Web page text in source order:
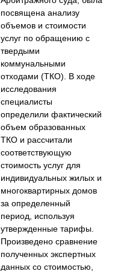
посвящена анализу
объемов и стоимости
услуг по обращению с
твердыми
коммунальными
отходами (ТКО). В ходе
исследования
специалисты
определили фактический
объем образованных
ТКО и рассчитали
соответствующую
стоимость услуг для
индивидуальных жилых и
многоквартирных домов
за определенный
период, используя
утвержденные тарифы.
Произведено сравнение
полученных экспертных
данных со стоимостью,